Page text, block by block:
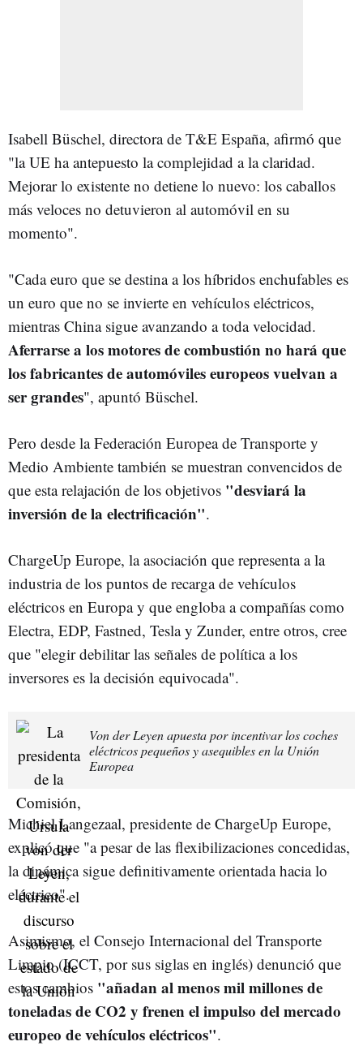
Isabell Büschel, directora de T&E España, afirmó que
"la UE ha antepuesto la complejidad a la claridad.
Mejorar lo existente no detiene lo nuevo: los caballos
más veloces no detuvieron al automóvil en su
momento".
"Cada euro que se destina a los híbridos enchufables es
un euro que no se invierte en vehículos eléctricos,
mientras China sigue avanzando a toda velocidad.
Aferrarse a los motores de combustión no hará que
los fabricantes de automóviles europeos vuelvan a
ser grandes", apuntó Büschel.
Pero desde la Federación Europea de Transporte y
Medio Ambiente también se muestran convencidos de
que esta relajación de los objetivos "desviará la
inversión de la electrificación".
ChargeUp Europe, la asociación que representa a la
industria de los puntos de recarga de vehículos
eléctricos en Europa y que engloba a compañías como
Electra, EDP, Fastned, Tesla y Zunder, entre otros, cree
que "elegir debilitar las señales de política a los
inversores es la decisión equivocada".
Von der Leyen apuesta por incentivar los coches
eléctricos pequeños y asequibles en la Unión
Europea
Michiel Langezaal, presidente de ChargeUp Europe,
explicó que "a pesar de las flexibilizaciones concedidas,
la dinámica sigue definitivamente orientada hacia lo
eléctrico".
Asimismo, el Consejo Internacional del Transporte
Limpio (ICCT, por sus siglas en inglés) denunció que
estos cambios "añadan al menos mil millones de
toneladas de CO2 y frenen el impulso del mercado
europeo de vehículos eléctricos".